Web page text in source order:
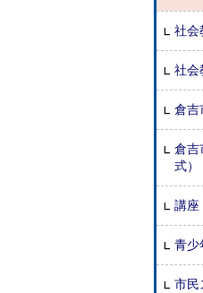
社会
社会
倉吉
倉吉
式）
講座
青少
市民